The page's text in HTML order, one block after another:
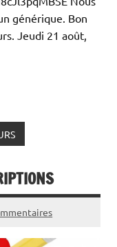
générique. Bon
Jeudi 21 août,